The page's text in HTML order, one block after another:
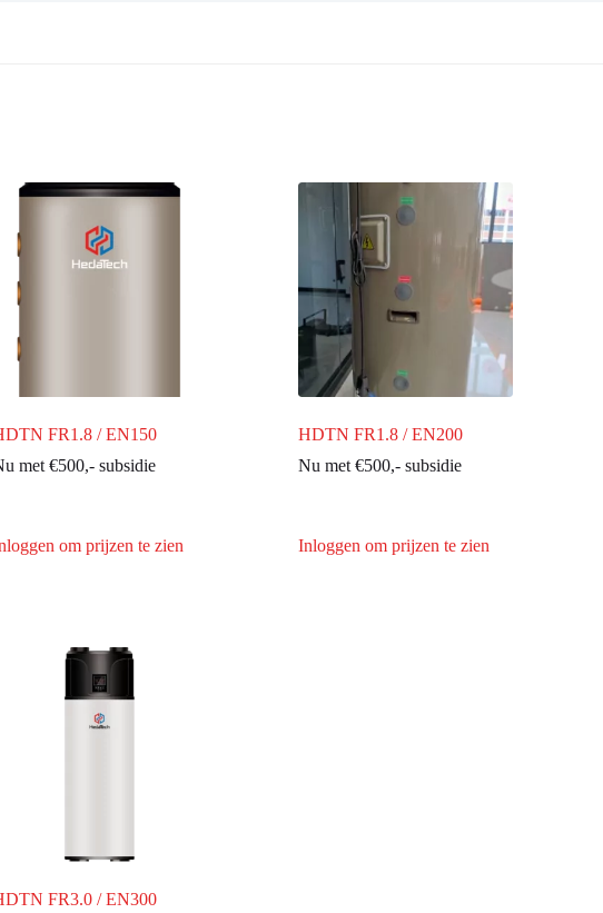
FR1.8 / EN150
met €500,- subsidie
om prijzen te zien
HDTN FR1.8 / EN200
Nu met €500,- subsidie
Inloggen om prijzen te zien
FR3.0 / EN300